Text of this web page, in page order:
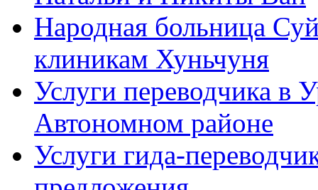
Народная больница
клиникам Хуньчуня
Услуги переводчика в
Автономном районе
Услуги гида-